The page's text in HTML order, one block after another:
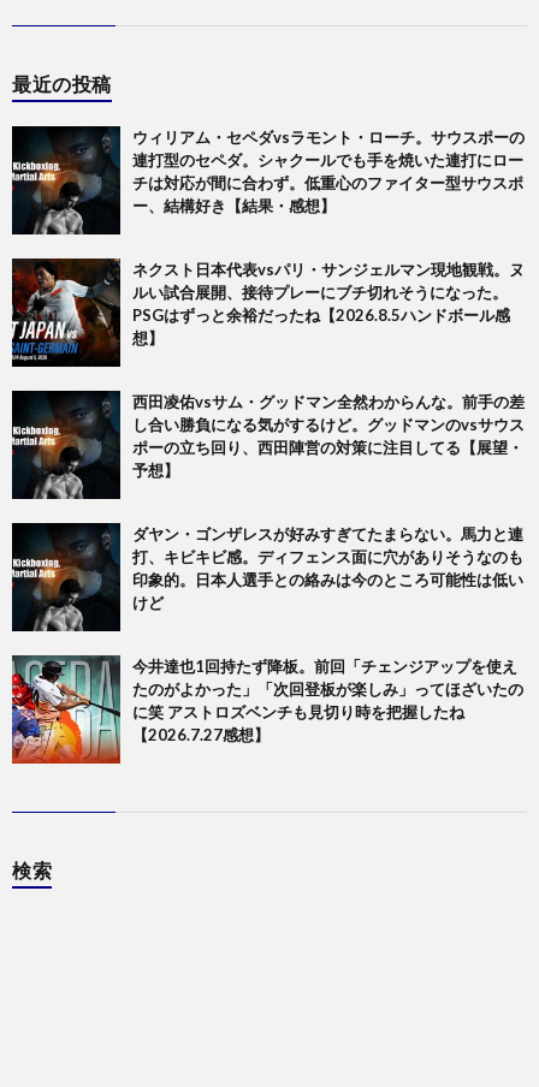
最近の投稿
ウィリアム・セペダvsラモント・ローチ。サウスポーの
連打型のセペダ。シャクールでも手を焼いた連打にロー
チは対応が間に合わず。低重心のファイター型サウスポ
ー、結構好き【結果・感想】
ネクスト日本代表vsパリ・サンジェルマン現地観戦。ヌ
ルい試合展開、接待プレーにブチ切れそうになった。
PSGはずっと余裕だったね【2026.8.5ハンドボール感
想】
西田凌佑vsサム・グッドマン全然わからんな。前手の差
し合い勝負になる気がするけど。グッドマンのvsサウス
ポーの立ち回り、西田陣営の対策に注目してる【展望・
予想】
ダヤン・ゴンザレスが好みすぎてたまらない。馬力と連
打、キビキビ感。ディフェンス面に穴がありそうなのも
印象的。日本人選手との絡みは今のところ可能性は低い
けど
今井達也1回持たず降板。前回「チェンジアップを使え
たのがよかった」「次回登板が楽しみ」ってほざいたの
に笑 アストロズベンチも見切り時を把握したね
【2026.7.27感想】
検索